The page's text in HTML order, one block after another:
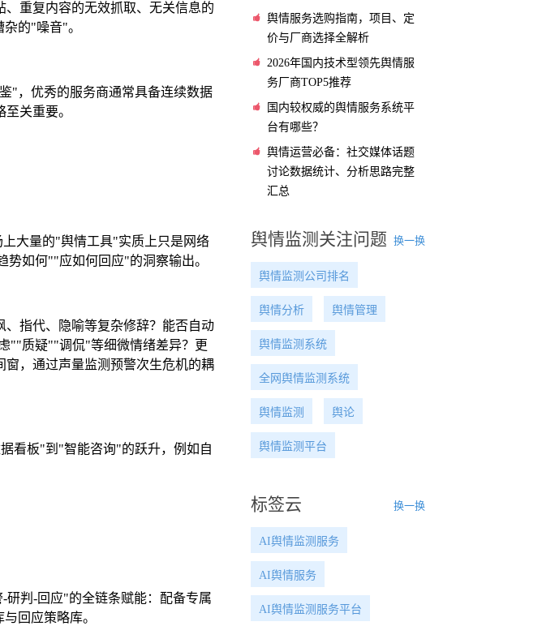
重复内容的无效抓取、无关信息的
的"噪音"。
"，优秀的服务商通常具备连续数据
关重要。
大量的"舆情工具"实质上只是网络
如何""应如何回应"的洞察输出。
指代、隐喻等复杂修辞？能否自动
""质疑""调侃"等细微情绪差异？更
，通过声量监测预警次生危机的耦
看板"到"智能咨询"的跃升，例如自
研判-回应"的全链条赋能：配备专属
回应策略库。
舆情服务选购指南，项目、定
价与厂商选择全解析
2026年国内技术型领先舆情服
务厂商TOP5推荐
国内较权威的舆情服务系统平
台有哪些？
舆情运营必备：社交媒体话题
讨论数据统计、分析思路完整
汇总
舆情监测关注问题 换一换
舆情监测公司排名
舆情分析 舆情管理
舆情监测系统
全网舆情监测系统
舆情监测 舆论
舆情监测平台
标签云 换一换
AI舆情监测服务
AI舆情服务
AI舆情监测服务平台